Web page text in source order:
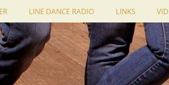
LINE DANCE RADIO LINKS